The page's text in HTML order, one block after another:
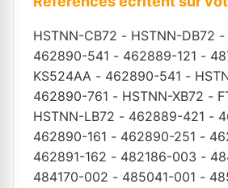
HSTNN-CB72 - HSTNN-DB72 -
462890-541 - 462889-121 -
KS524AA - 462890-541 -
462890-761 - HSTNN-XB72 -
HSTNN-LB72 - 462889-421 -
462890-161 - 462890-251 -
462891-162 - 482186-003 -
484170-002 - 485041-001 -